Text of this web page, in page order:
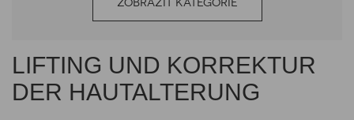
ZOBRAZIŤ KATEGÓRIE
LIFTING UND KORREKTUR
DER HAUTALTERUNG